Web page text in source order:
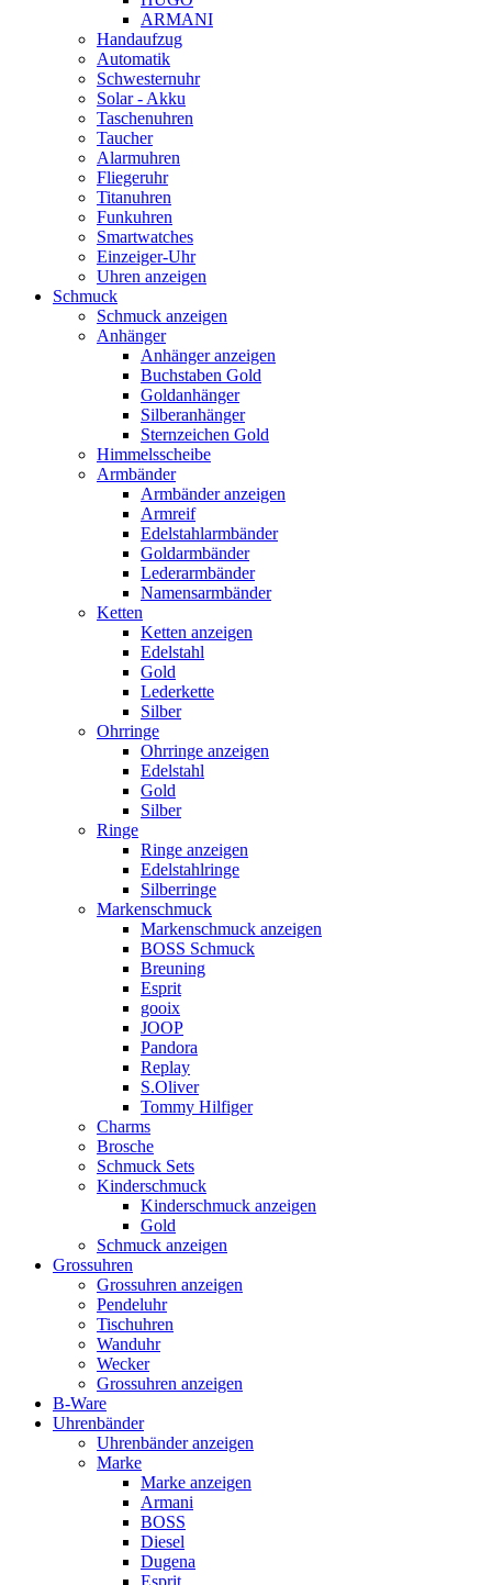
ARMANI
Handaufzug
Automatik
Schwesternuhr
Solar - Akku
Taschenuhren
Taucher
Alarmuhren
Fliegeruhr
Titanuhren
Funkuhren
Smartwatches
Einzeiger-Uhr
Uhren anzeigen
Schmuck
Schmuck anzeigen
Anhänger
Anhänger anzeigen
Buchstaben Gold
Goldanhänger
Silberanhänger
Sternzeichen Gold
Himmelsscheibe
Armbänder
Armbänder anzeigen
Armreif
Edelstahlarmbänder
Goldarmbänder
Lederarmbänder
Namensarmbänder
Ketten
Ketten anzeigen
Edelstahl
Gold
Lederkette
Silber
Ohrringe
Ohrringe anzeigen
Edelstahl
Gold
Silber
Ringe
Ringe anzeigen
Edelstahlringe
Silberringe
Markenschmuck
Markenschmuck anzeigen
BOSS Schmuck
Breuning
Esprit
gooix
JOOP
Pandora
Replay
S.Oliver
Tommy Hilfiger
Charms
Brosche
Schmuck Sets
Kinderschmuck
Kinderschmuck anzeigen
Gold
Schmuck anzeigen
Grossuhren
Grossuhren anzeigen
Pendeluhr
Tischuhren
Wanduhr
Wecker
Grossuhren anzeigen
B-Ware
Uhrenbänder
Uhrenbänder anzeigen
Marke
Marke anzeigen
Armani
BOSS
Diesel
Dugena
Esprit